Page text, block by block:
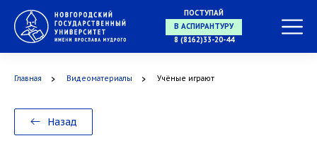
ПОСТУПАЙ
8 (8162)33-20-44
Главная Видеоматериалы Учёные играют
Назад